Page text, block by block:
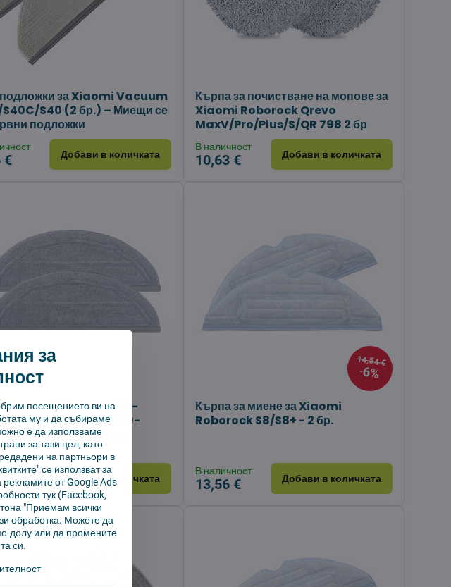
за Xiaomi Vacuum
S40 (2 бр.) – Миещи се
подложки
€ Добави в количката
Кърпа за почистване на мопове за
Xiaomi Roborock Qrevo
MaxV/Pro/Plus/S/QR 798 2 бр
В наличност
10,63 € Добави в количката
за Roborock Q10-
V/V+/S5/S5+ (2 бр.)-
подложки за смяна
€ Добави в количката
14,54 €
6%
Кърпа за миене за Xiaomi
Roborock S8/S8+ - 2 бр.
В наличност
13,56 € Добави в количката
за
посещението ви на
му и да събираме
е да използваме
за тази цел, като
на партньори в
се използват за
от Google Ads
тук(Facebook,
"Приемам всички
обработка. Можете да
долу или да промените
си.